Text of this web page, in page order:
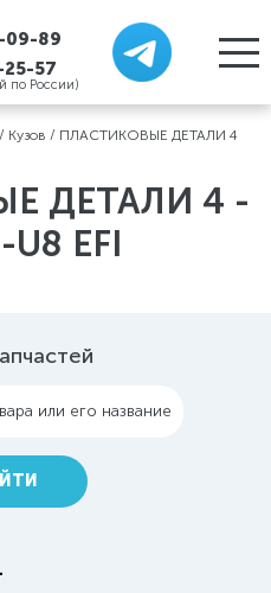
09-89
25-57
по России)
/ Кузов / ПЛАСТИКОВЫЕ ДЕТАЛИ 4
ДЕТАЛИ 4 -
EFI
или его название